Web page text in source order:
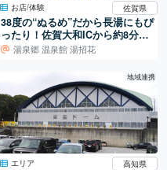
お店/体験 佐賀県
38度の“ぬるめ”だから長湯にもぴ
ったり！佐賀大和ICから約8分の
熊の川温泉“湯招花”で日帰り入
湯泉郷 温泉館 湯招花
地域連携
エリア 高知県